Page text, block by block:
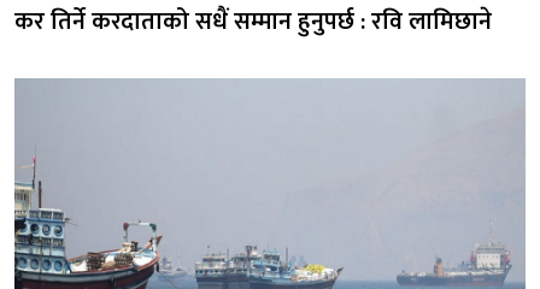
कर तिर्ने करदाताको सधैं सम्मान हुनुपर्छ : रवि लामिछाने